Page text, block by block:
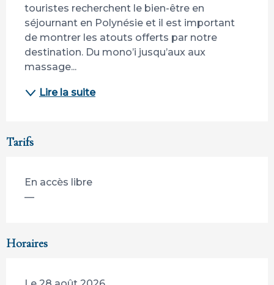
touristes recherchent le bien-être en
séjournant en Polynésie et il est important
de montrer les atouts offerts par notre
destination. Du mono’i jusqu’aux aux
massage...
Lire la suite
Tarifs
En accès libre
—
Horaires